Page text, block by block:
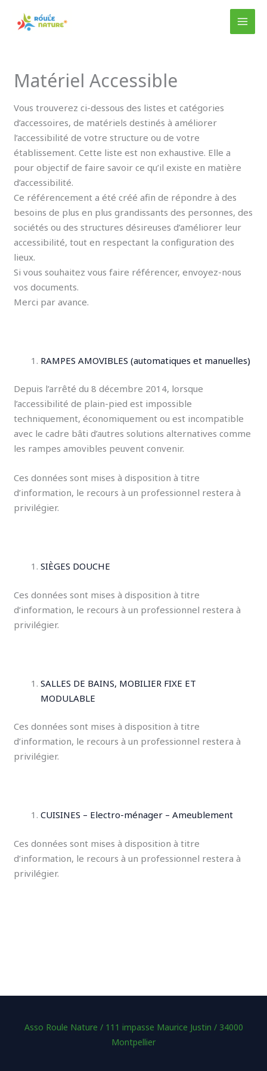
Matériel Accessible
Vous trouverez ci-dessous des listes et catégories
d’accessoires, de matériels destinés à améliorer
l’accessibilité de votre structure ou de votre
établissement. Cette liste est non exhaustive. Elle a
pour objectif de faire savoir ce qu’il existe en matière
d’accessibilité.
Ce référencement a été créé afin de répondre à des
besoins de plus en plus grandissants des personnes, des
sociétés ou des structures désireuses d’améliorer leur
accessibilité, tout en respectant la configuration des
lieux.
Si vous souhaitez vous faire référencer, envoyez-nous
vos documents.
Merci par avance.
RAMPES AMOVIBLES (automatiques et manuelles)
Depuis l’arrêté du 8 décembre 2014, lorsque
l’accessibilité de plain-pied est impossible
techniquement, économiquement ou est incompatible
avec le cadre bâti d’autres solutions alternatives comme
les rampes amovibles peuvent convenir.
Ces données sont mises à disposition à titre
d’information, le recours à un professionnel restera à
privilégier.
SIÈGES DOUCHE
Ces données sont mises à disposition à titre
d’information, le recours à un professionnel restera à
privilégier.
SALLES DE BAINS, MOBILIER FIXE ET
MODULABLE
Ces données sont mises à disposition à titre
d’information, le recours à un professionnel restera à
privilégier.
CUISINES – Electro-ménager – Ameublement
Ces données sont mises à disposition à titre
d’information, le recours à un professionnel restera à
privilégier.
Asso Roule Nature / 111 impasse Maurice Justin / 34000
Montpellier